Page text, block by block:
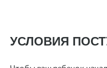
УСЛОВИЯ